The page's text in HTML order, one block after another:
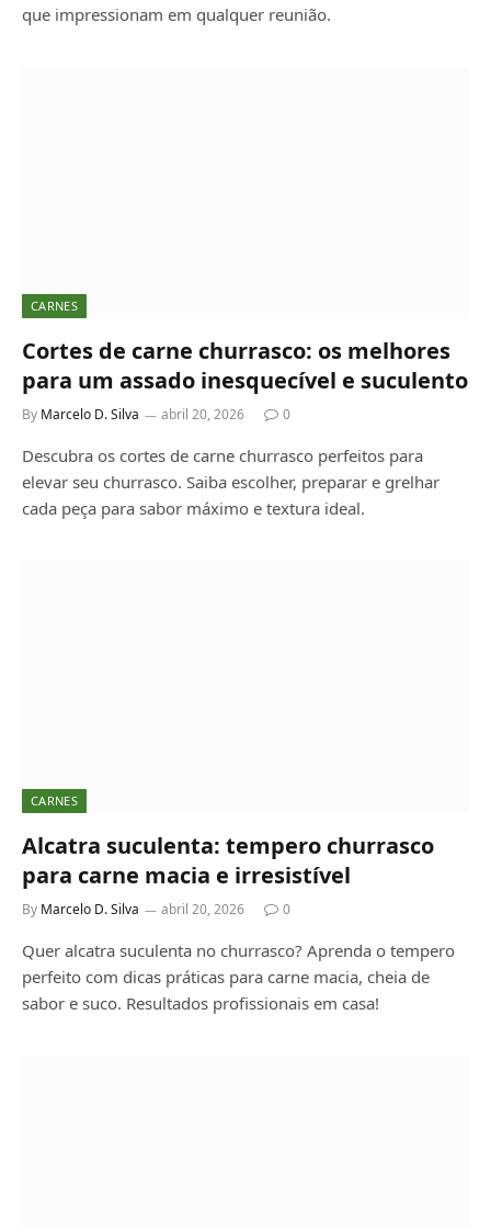
que impressionam em qualquer reunião.
CARNES
Cortes de carne churrasco: os melhores
para um assado inesquecível e suculento
By Marcelo D. Silva abril 20, 2026 0
Descubra os cortes de carne churrasco perfeitos para
elevar seu churrasco. Saiba escolher, preparar e grelhar
cada peça para sabor máximo e textura ideal.
CARNES
Alcatra suculenta: tempero churrasco
para carne macia e irresistível
By Marcelo D. Silva abril 20, 2026 0
Quer alcatra suculenta no churrasco? Aprenda o tempero
perfeito com dicas práticas para carne macia, cheia de
sabor e suco. Resultados profissionais em casa!